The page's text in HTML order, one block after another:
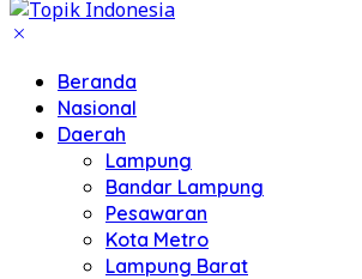
Beranda
Nasional
Daerah
Lampung
Bandar Lampung
Pesawaran
Kota Metro
Lampung Barat